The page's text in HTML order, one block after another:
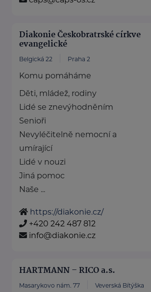
Diakonie Českobratrské církve
evangelické
Belgická 22 Praha 2
Komu pomáháme
Děti, mládež, rodiny
Lidé se znevýhodněním
Senioři
Nevyléčitelně nemocní a
umírající
Lidé v nouzi
Jiná pomoc
Naše ...
https://diakonie.cz/
+420 242 487 812
info@diakonie.cz
HARTMANN – RICO a.s.
Masarykovo nám. 77 Veverská Bítýška